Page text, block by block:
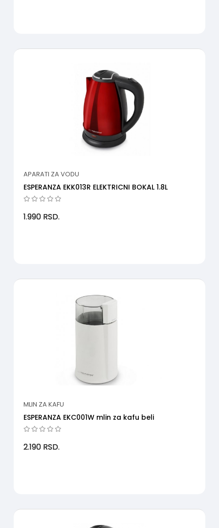
APARATI ZA VODU
ESPERANZA EKK013R ELEKTRICNI BOKAL 1.8L
1.990 RSD.
MLIN ZA KAFU
ESPERANZA EKC001W mlin za kafu beli
2.190 RSD.